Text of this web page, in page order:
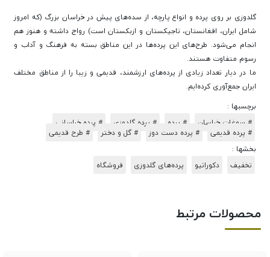
گلدوزی بر روی پرده و انواع پارچه، از سده‌های پیش در خراسان بزرگ (که امروز
شامل ایران، افغانستان، تاجیکستان و ازبکستان است) رواج داشته و هنوز هم
انجام می‌شود. طرح‌های این پرده‌ها در این مناطق بسته به فرهنگ و آداب و
رسوم متفاوت هستند.
ما در دیار تعداد زیادی از پرده‌های ارزشمند، قدیمی و زیبا را از مناطق مختلف
ایران جمع‌آوری کرده‌ایم.
برچسبها :
# سوغات خراسان
# پرده # پرده گلدوزی
# پرده خراسانی
# پرده قدیمی
# پرده دست دوز # گل و دختر
# طرح قدیمی
بخشها :
تخفیف
دکوراتیو پرده‌های گلدوزی فروشگاه
محصولات مرتبط